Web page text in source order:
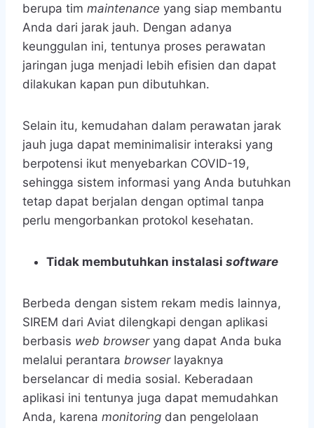
berupa tim maintenance yang siap membantu
Anda dari jarak jauh. Dengan adanya
keunggulan ini, tentunya proses perawatan
jaringan juga menjadi lebih efisien dan dapat
dilakukan kapan pun dibutuhkan.
Selain itu, kemudahan dalam perawatan jarak
jauh juga dapat meminimalisir interaksi yang
berpotensi ikut menyebarkan COVID-19,
sehingga sistem informasi yang Anda butuhkan
tetap dapat berjalan dengan optimal tanpa
perlu mengorbankan protokol kesehatan.
Tidak membutuhkan instalasi software
Berbeda dengan sistem rekam medis lainnya,
SIREM dari Aviat dilengkapi dengan aplikasi
berbasis web browser yang dapat Anda buka
melalui perantara browser layaknya
berselancar di media sosial. Keberadaan
aplikasi ini tentunya juga dapat memudahkan
Anda, karena monitoring dan pengelolaan